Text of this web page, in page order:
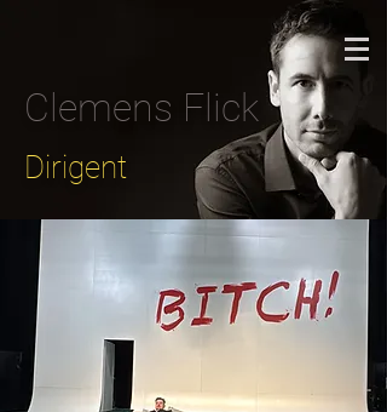
Clemens Flick
Dirigent